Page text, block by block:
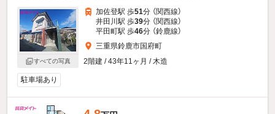
すべての写真
加佐登駅 歩51分 （関西線）
井田川駅 歩39分 （関西線）
平田町駅 歩46分 （鈴鹿線）
三重県鈴鹿市国府町
2階建 / 43年11ヶ月 / 木造
駐車場あり